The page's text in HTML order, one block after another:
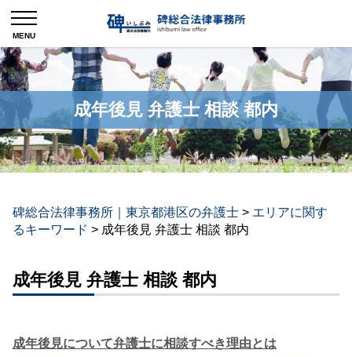
成年後見 弁護士 相談 都内
碑総合法律事務所｜東京都港区の弁護士 > エリアに関す
るキーワード > 成年後見 弁護士 相談 都内
成年後見 弁護士 相談 都内
成年後見について弁護士に相談すべき理由とは